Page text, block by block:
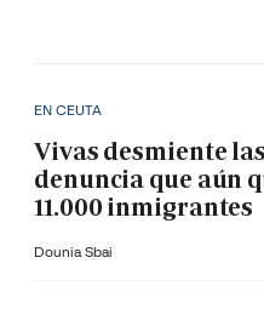
EN CEUTA
Vivas desmiente
denuncia que aún
11.000 inmigrantes
Dounia Sbai